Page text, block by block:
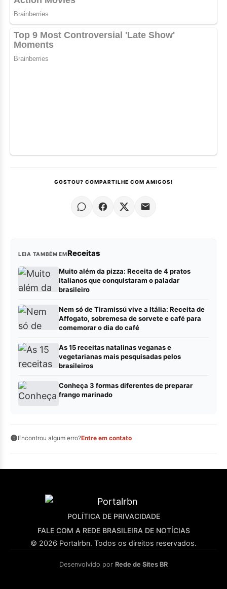
GOSTOU? COMPARTILHE COM AMIGOS!
LEIA TAMBÉM EMReceitas
Muito além da pizza: Receita de 4 pratos
italianos que conquistaram o paladar
brasileiro
Nem só de Tiramissú vive a Itália: Receita de
Affogato, sobremesa de sorvete e café para
comemorar o dia do café
As 15 receitas natalinas veganas e
vegetarianas mais pesquisadas pelos
brasileiros
Conheça 3 formas diferentes de preparar
frango marinado
Encontrou algum erro?Entre em contato
POLÍTICA DE PRIVACIDADE
FALE COM A REDE BRASILEIRA DE NOTÍCIAS
© 2026 Portalrbn. Todos os direitos reservados.
Desenvolvido por Rede de Sites BR